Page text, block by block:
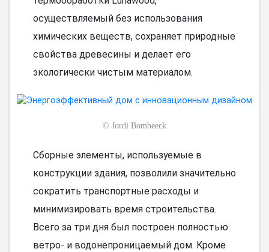
осуществляемый без использования
химических веществ, сохраняет природные
свойства древесины и делает его
экологически чистым материалом.
© Jordi Bombeeck
Сборные элементы, используемые в
конструкции здания, позволили значительно
сократить транспортные расходы и
минимизировать время строительства.
Всего за три дня был построен полностью
ветро- и водонепроницаемый дом. Кроме